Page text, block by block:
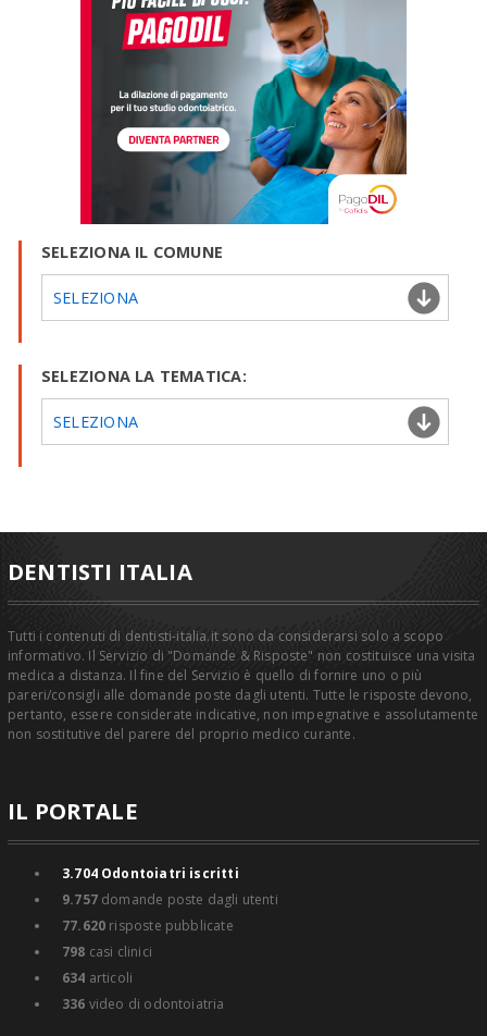
SELEZIONA IL COMUNE
SELEZIONA
SELEZIONA LA TEMATICA:
SELEZIONA
DENTISTI ITALIA
Tutti i contenuti di dentisti-italia.it sono da considerarsi solo a scopo
informativo. Il Servizio di "Domande & Risposte" non costituisce una visita
medica a distanza. Il fine del Servizio è quello di fornire uno o più
pareri/consigli alle domande poste dagli utenti. Tutte le risposte devono,
pertanto, essere considerate indicative, non impegnative e assolutamente
non sostitutive del parere del proprio medico curante.
IL PORTALE
3.704Odontoiatri iscritti
9.757domande poste dagli utenti
77.620 risposte pubblicate
798 casi clinici
634 articoli
336 video di odontoiatria